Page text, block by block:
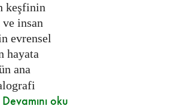
keşfinin
ve insan
evrensel
hayata
ana
Devamını oku